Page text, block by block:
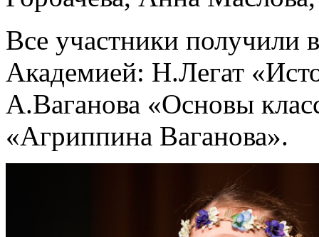
Все участники получили
Академией: Н.Легат
А.Ваганова «Основы
«Агриппина Ваганова».